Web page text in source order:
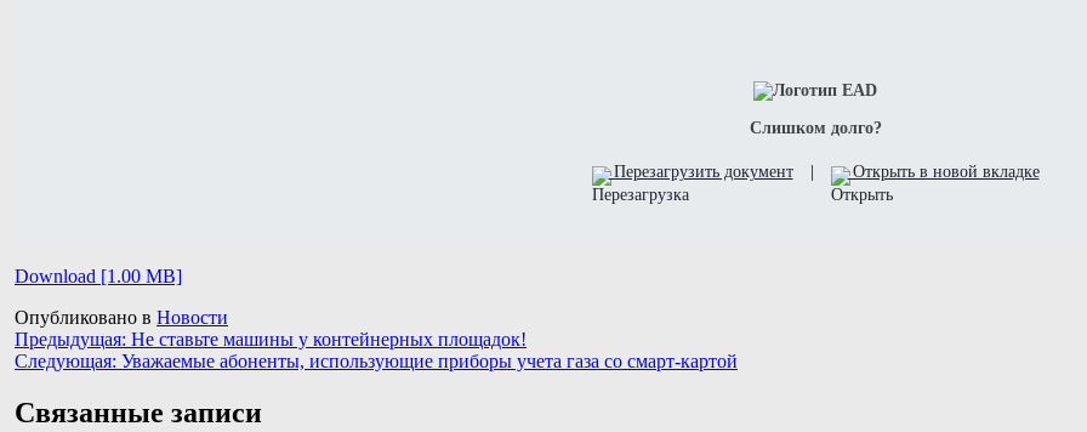
Слишком долго?
Перезагрузить документ Открыть в новой вкладке
Download [1.00 MB]
Опубликовано в Новости
Навигация
по
записям
Предыдущая: Не ставьте машины у контейнерных площадок!
Следующая: Уважаемые абоненты, использующие приборы учета газа со смарт-картой
Связанные записи